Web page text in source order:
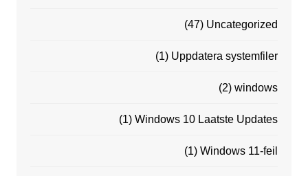
Uncategorized
(47)
Uppdatera systemfiler
(1)
windows
(2)
Windows 10 Laatste Updates
(1)
Windows 11-feil
(1)